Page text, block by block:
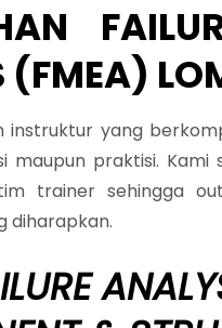
(FMEA)
yang
maupun praktisi. Kami
trainer sehingga
diharapkan.